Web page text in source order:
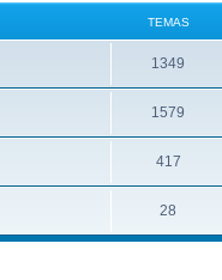
TEMAS
1349
1579
417
28